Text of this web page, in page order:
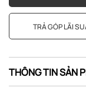
TRẢ GÓP LÃI
THÔNG TIN SẢN